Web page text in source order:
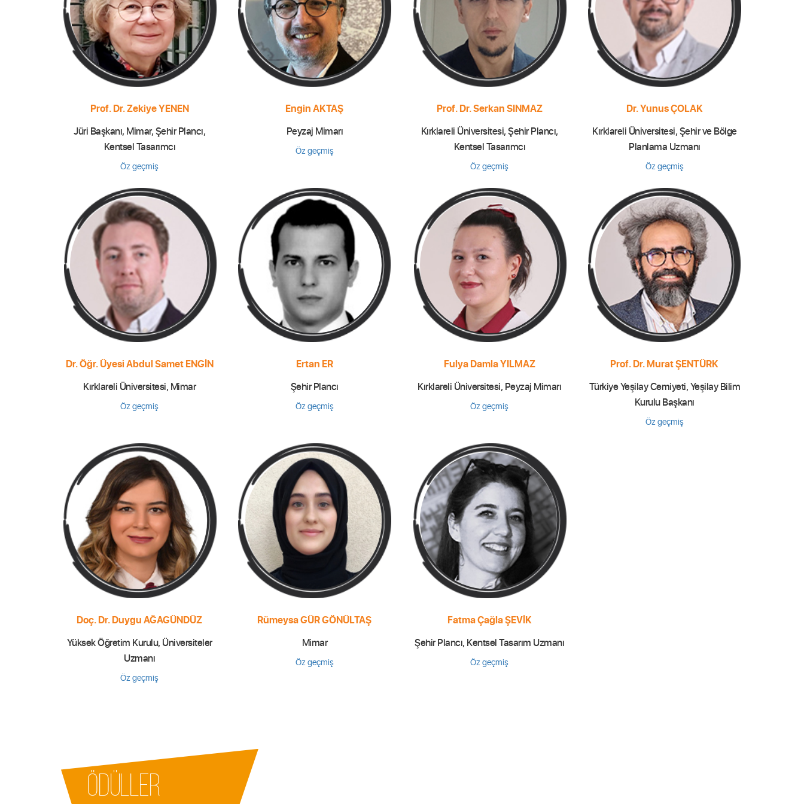
Prof. Dr. Zekiye YENEN
Jüri Başkanı, Mimar, Şehir Plancı,
Kentsel Tasarımcı
Öz geçmiş
Engin AKTAŞ
Peyzaj Mimarı
Öz geçmiş
Prof. Dr. Serkan SINMAZ
Kırklareli Üniversitesi, Şehir Plancı,
Kentsel Tasarımcı
Öz geçmiş
Dr. Yunus ÇOLAK
Kırklareli Üniversitesi, Şehir ve Bölge
Planlama Uzmanı
Öz geçmiş
Dr. Öğr. Üyesi Abdul Samet ENGİN
Kırklareli Üniversitesi, Mimar
Öz geçmiş
Ertan ER
Şehir Plancı
Öz geçmiş
Fulya Damla YILMAZ
Kırklareli Üniversitesi, Peyzaj Mimarı
Öz geçmiş
Prof. Dr. Murat ŞENTÜRK
Türkiye Yeşilay Cemiyeti, Yeşilay Bilim
Kurulu Başkanı
Öz geçmiş
Doç. Dr. Duygu AĞAGÜNDÜZ
Yüksek Öğretim Kurulu, Üniversiteler
Uzmanı
Öz geçmiş
Rümeysa GÜR GÖNÜLTAŞ
Mimar
Öz geçmiş
Fatma Çağla ŞEVİK
Şehir Plancı, Kentsel Tasarım Uzmanı
Öz geçmiş
ÖDÜLLER